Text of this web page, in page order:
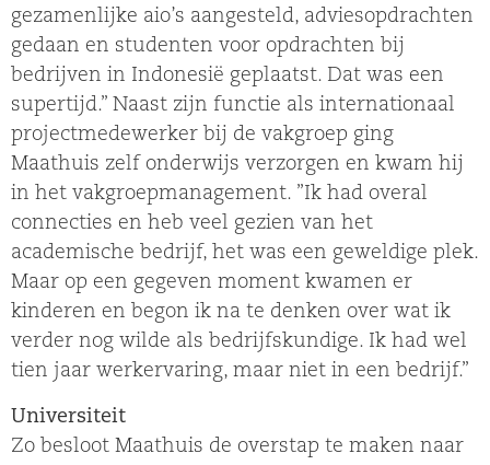
gezamenlijke aio’s aangesteld, adviesopdrachten
gedaan en studenten voor opdrachten bij
bedrijven in Indonesië geplaatst. Dat was een
supertijd.” Naast zijn functie als internationaal
projectmedewerker bij de vakgroep ging
Maathuis zelf onderwijs verzorgen en kwam hij
in het vakgroepmanagement. ”Ik had overal
connecties en heb veel gezien van het
academische bedrijf, het was een geweldige plek.
Maar op een gegeven moment kwamen er
kinderen en begon ik na te denken over wat ik
verder nog wilde als bedrijfskundige. Ik had wel
tien jaar werkervaring, maar niet in een bedrijf.”
Universiteit
Zo besloot Maathuis de overstap te maken naar